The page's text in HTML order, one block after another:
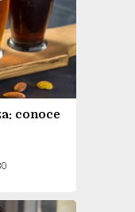
conoce